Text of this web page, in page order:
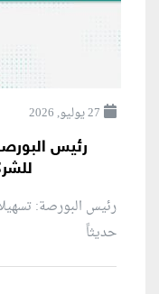
27 يوليو, 2026
رئيس
رئيس البورصة:
حديثاً